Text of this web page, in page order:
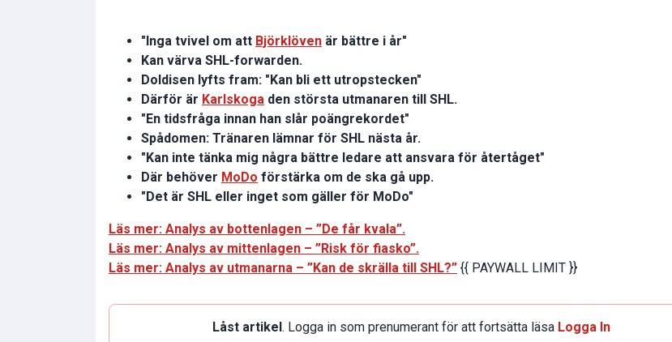
"Inga tvivel om att Björklöven är bättre i år"
Kan värva SHL-forwarden.
Doldisen lyfts fram: "Kan bli ett utropstecken"
Därför är Karlskoga den största utmanaren till SHL.
"En tidsfråga innan han slår poängrekordet"
Spådomen: Tränaren lämnar för SHL nästa år.
"Kan inte tänka mig några bättre ledare att ansvara för återtåget"
Där behöver MoDo förstärka om de ska gå upp.
"Det är SHL eller inget som gäller för MoDo"
Läs mer: Analys av bottenlagen – ”De får kvala”.
Läs mer: Analys av mittenlagen – ”Risk för fiasko”.
Läs mer: Analys av utmanarna – ”Kan de skrälla till SHL?” {{ PAYWALL LIMIT }}
Låst artikel. Logga in som prenumerant för att fortsätta läsa Logga In